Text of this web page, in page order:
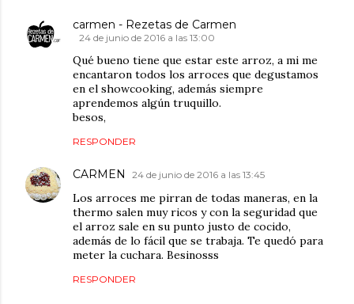
carmen - Rezetas de Carmen
24 de junio de 2016 a las 13:00
Qué bueno tiene que estar este arroz, a mi me
encantaron todos los arroces que degustamos
en el showcooking, además siempre
aprendemos algún truquillo.
besos,
RESPONDER
CARMEN 24 de junio de 2016 a las 13:45
Los arroces me pirran de todas maneras, en la
thermo salen muy ricos y con la seguridad que
el arroz sale en su punto justo de cocido,
además de lo fácil que se trabaja. Te quedó para
meter la cuchara. Besinosss
RESPONDER